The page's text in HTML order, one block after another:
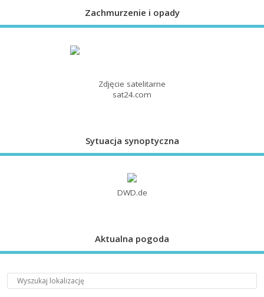
Zachmurzenie i opady
Zdjęcie satelitarne
sat24.com
Sytuacja synoptyczna
DWD.de
Aktualna pogoda